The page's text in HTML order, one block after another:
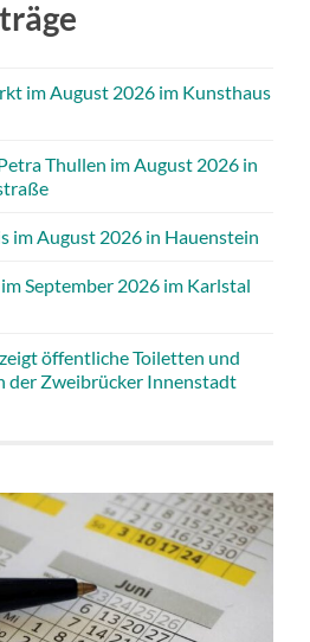
im August 2026 im Kunsthaus
Thullen im August 2026 in
im August 2026 in Hauenstein
September 2026 im Karlstal
öffentliche Toiletten und
der Zweibrücker Innenstadt